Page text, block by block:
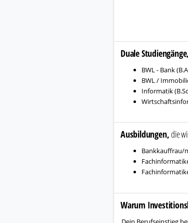
Duale Studiengänge,
BWL - Bank
BWL /
Informatik
Ausbildungen,die
Bankkauffrau/
Warum